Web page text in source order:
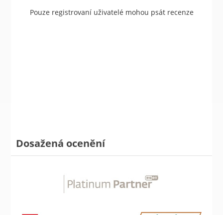
Pouze registrovaní uživatelé mohou psát recenze
Dosažená ocenění